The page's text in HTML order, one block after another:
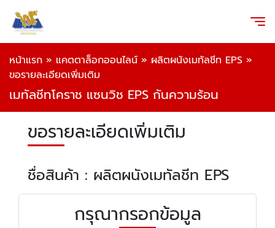
หน้าแรก » แคตตาล็อกออนไลน์ » ผลิตผนังเมทัลชีท EPS »
ขอรายละเอียดเพิ่มเติม
เมทัลชีทโคราช แซนวิช EPS กันความร้อน
ขอรายละเอียดเพิ่มเติม
ชื่อสินค้า : ผลิตผนังเมทัลชีท EPS
กรุณากรอกข้อมูล